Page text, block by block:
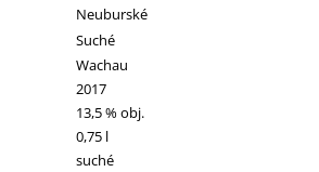
Neuburské
Suché
Wachau
2017
13,5 % obj.
0,75 l
suché